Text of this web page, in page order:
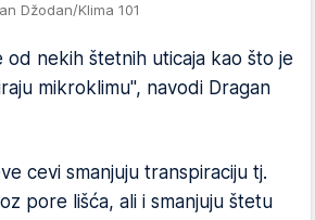
Džodan/Klima 101
od nekih štetnih uticaja kao što je
mikroklimu", navodi Dragan
cevi smanjuju transpiraciju tj.
pore lišća, ali i smanjuju štetu